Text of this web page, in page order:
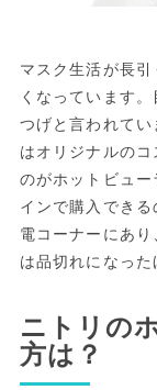
マスク生活が長
くなっています
つげと言われて
はオリジナルの
のがホットビュ
インで購入でき
電コーナーにあ
は品切れになった
ニトリの
方は？